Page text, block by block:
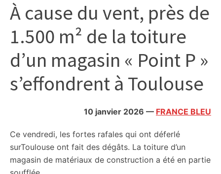
culture,
politique,
météo,
divers
initiatives
À cause du vent, près de
1.500 m² de la toiture
d’un magasin « Point P »
s’effondrent à Toulouse
10 janvier 2026 — FRANCE BLEU
Ce vendredi, les fortes rafales qui ont déferlé
surToulouse ont fait des dégâts. La toiture d’un
magasin de matériaux de construction a été en partie